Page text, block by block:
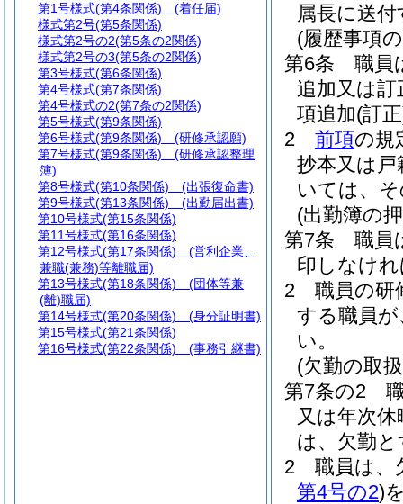
属長に送
(履歴事項
第6条
職員
追加又は
項追加(訂
2
前項の規
抄本又は戸
いては、
(出勤簿の
第7条
職員
印しなけ
2
職員の研
する職員
い。
(欠勤の取
第7条の2
又は年次
は、欠勤
2
職員は、
第4号の2)
第1号様式(第4条関係) (着任届)
様式第2号(第5条関係)
様式第2号の2(第5条の2関係)
様式第2号の3(第5条の2関係)
第3号様式(第6条関係)
第4号様式(第7条関係)
第4号様式の2(第7条の2関係)
第5号様式(第9条関係)
第6号様式(第9条関係) (研修承認願)
第7号様式(第9条関係) (研修承認整理
簿)
第8号様式(第10条関係) (出張復命書)
第9号様式(第13条関係) (出勤届出書)
第10号様式(第15条関係)
第11号様式(第16条関係)
第12号様式(第17条関係) (営利企業、
兼職(兼務)等離職届)
第13号様式(第18条関係) (団体等兼
(離)職届)
第14号様式(第20条関係) (身分証明書)
第15号様式(第21条関係)
第16号様式(第22条関係) (事務引継書)